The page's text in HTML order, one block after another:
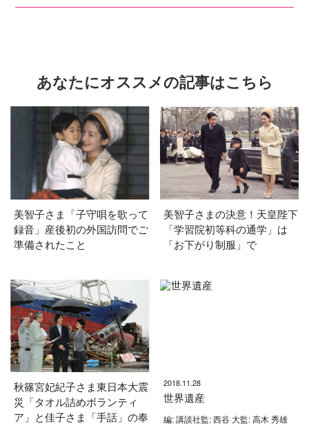
あなたにオススメの記事はこちら
美智子さま「子守唄を歌って
録音」産後初の外国訪問でご
準備されたこと
美智子さまの決意！天皇陛下
「学習院初等科の通学」は
「お下がり制服」で
秋篠宮妃紀子さま東日本大震
災「タオル詰めボランティ
ア」と佳子さま「手話」の奉
2018.11.28
世界遺産
編: 講談社監: 西谷 大監: 高木 秀雄